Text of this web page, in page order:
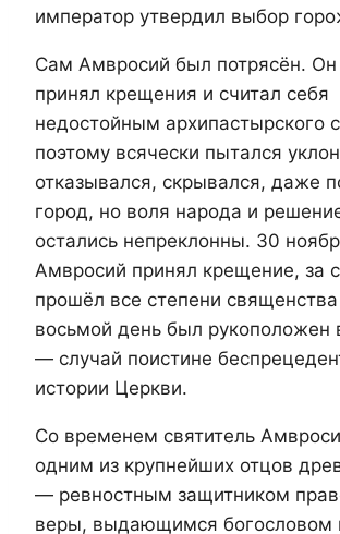
император утвердил выбор
Сам Амвросий был потрясён.
принял крещения и считал себя
недостойным архипастырского
поэтому всячески пытался
отказывался, скрывался, даже
город, но воля народа и
остались непреклонны. 30
Амвросий принял крещение, за
прошёл все степени
восьмой день был рукоположен
— случай поистине
истории Церкви.
Со временем святитель
одним из крупнейших отцов
— ревностным защитником
веры, выдающимся богословом